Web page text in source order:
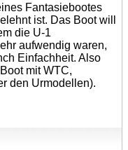
Fantasiebootes
ist. Das Boot will
die U-1
aufwendig waren,
Einfachheit. Also
mit WTC,
den Urmodellen).